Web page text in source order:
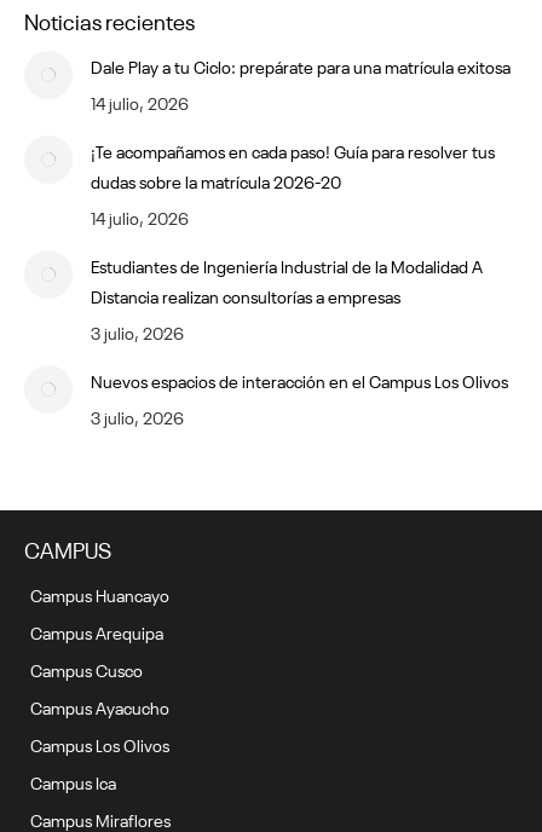
Noticias recientes
Dale Play a tu Ciclo: prepárate para una matrícula exitosa
14 julio, 2026
¡Te acompañamos en cada paso! Guía para resolver tus
dudas sobre la matrícula 2026-20
14 julio, 2026
Estudiantes de Ingeniería Industrial de la Modalidad A
Distancia realizan consultorías a empresas
3 julio, 2026
Nuevos espacios de interacción en el Campus Los Olivos
3 julio, 2026
CAMPUS
Campus Huancayo
Campus Arequipa
Campus Cusco
Campus Ayacucho
Campus Los Olivos
Campus Ica
Campus Miraflores